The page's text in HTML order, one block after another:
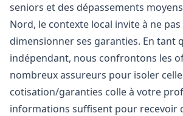
seniors et des dépassements
Nord, le contexte local invite à ne pas
dimensionner ses garanties. En tant
indépendant, nous confrontons les
nombreux assureurs pour isoler
cotisation/garanties colle à votre
informations suffisent pour recevoir